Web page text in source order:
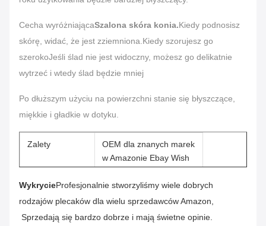
Cecha wyróżniającaSzalona skóra konia.Kiedy podnosisz
skórę, widać, że jest zziemniona.Kiedy szorujesz go
szerokoJeśli ślad nie jest widoczny, możesz go delikatnie
wytrzeć i wtedy ślad będzie mniej
Po dłuższym użyciu na powierzchni stanie się błyszczące,
miękkie i gładkie w dotyku.
Zalety
OEM dla znanych marek
w Amazonie Ebay Wish
Cechy
stylowy, trwały, odporny
Materiał
Wysokiej jakości płótno,
WykrycieProfesjonalnie stworzyliśmy wiele dobrych
rodzajów plecaków dla wielu sprzedawców Amazon,
Sprzedają się bardzo dobrze i mają świetne opinie.